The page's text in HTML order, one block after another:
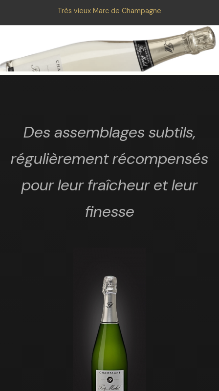
Très vieux Marc de Champagne
Des assemblages subtils,
régulièrement récompensés
pour leur fraîcheur et leur
finesse